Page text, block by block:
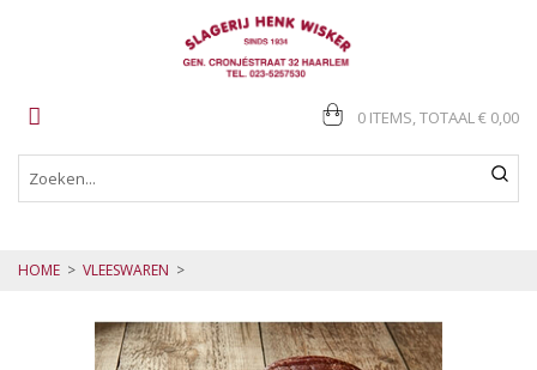
0 ITEMS, TOTAAL€ 0,00
HOME > VLEESWAREN >